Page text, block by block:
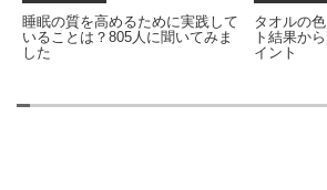
の質を高めるために実践して
ことは？805人に聞いてみま
タオルの色、ど
ト結果から見え
イント